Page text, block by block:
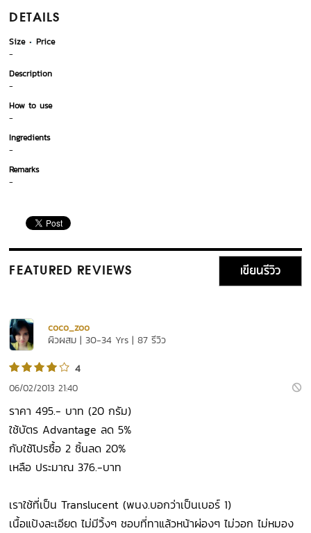
DETAILS
Size
Price
-
Description
-
How to use
-
Ingredients
-
Remarks
-
FEATURED REVIEWS เขียนรีวิว
coco_zoo
ผิวผสม | 30-34 Yrs | 87 รีวิว
4
06/02/2013 21:40
ราคา 495.- บาท (20 กรัม)
ใช้บัตร Advantage ลด 5%
กับใช้โปรซื้อ 2 ชิ้นลด 20%
เหลือ ประมาณ 376.-บาท
เราใช้ที่เป็น Translucent (พนง.บอกว่าเป็นเบอร์ 1)
เนื้อแป้งละเอียด ไม่มีวิ้งๆ ชอบที่ทาแล้วหน้าผ่องๆ ไม่วอก ไม่หมอง